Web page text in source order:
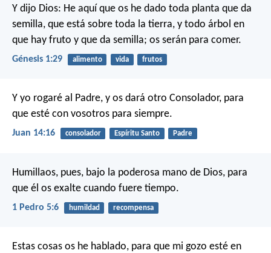
Y dijo Dios: He aquí que os he dado toda planta que da
semilla, que está sobre toda la tierra, y todo árbol en
que hay fruto y que da semilla; os serán para comer.
Génesis 1:29 alimento vida frutos
Y yo rogaré al Padre, y os dará otro Consolador, para
que esté con vosotros para siempre.
Juan 14:16 consolador Espíritu Santo Padre
Humillaos, pues, bajo la poderosa mano de Dios, para
que él os exalte cuando fuere tiempo.
1 Pedro 5:6 humildad recompensa
Estas cosas os he hablado, para que mi gozo esté en